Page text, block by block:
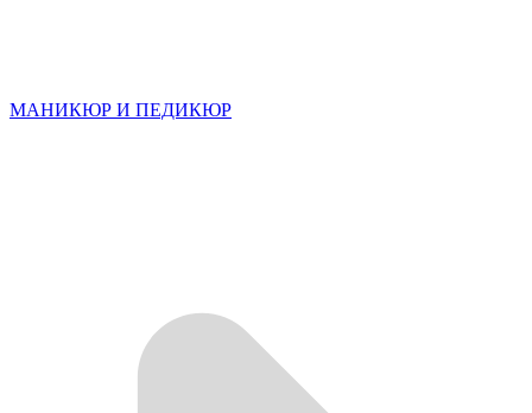
МАНИКЮР И ПЕДИКЮР